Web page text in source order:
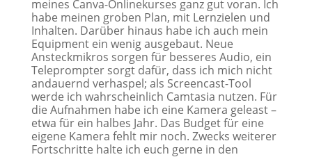
meines Canva-Onlinekurses ganz gut voran. Ich
habe meinen groben Plan, mit Lernzielen und
Inhalten. Darüber hinaus habe ich auch mein
Equipment ein wenig ausgebaut. Neue
Ansteckmikros sorgen für besseres Audio, ein
Teleprompter sorgt dafür, dass ich mich nicht
andauernd verhaspel; als Screencast-Tool
werde ich wahrscheinlich Camtasia nutzen. Für
die Aufnahmen habe ich eine Kamera geleast –
etwa für ein halbes Jahr. Das Budget für eine
eigene Kamera fehlt mir noch. Zwecks weiterer
Fortschritte halte ich euch gerne in den